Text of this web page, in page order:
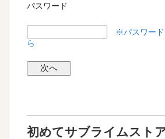
パスワード
※パスワー
ら
初めてサブライムスト